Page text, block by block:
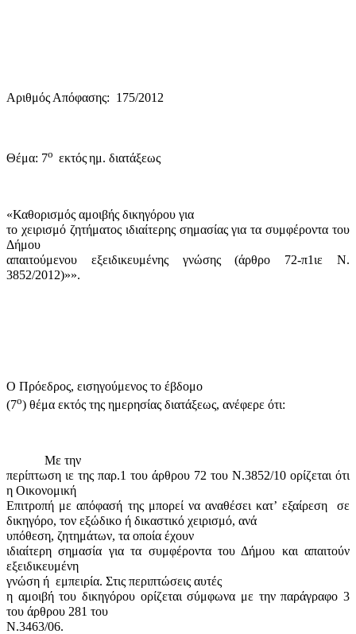
Αριθμός Απόφασης: 175/2012
Θέμα: 7ο εκτόςημ. διατάξεως
«Καθορισμός αμοιβής δικηγόρου για
το χειρισμό ζητήματος ιδιαίτερης σημασίας για τα συμφέροντα του
Δήμου
απαιτούμενου εξειδικευμένης γνώσης (άρθρο 72-π1ιε Ν.
3852/2012)»».
Ο Πρόεδρος, εισηγούμενος το έβδομο
(7ο) θέμα εκτός της ημερησίας διατάξεως, ανέφερε ότι:
Με την
περίπτωση ιε της παρ.1 του άρθρου 72 του Ν.3852/10 ορίζεται ότι
η Οικονομική
Επιτροπή με απόφασή της μπορεί να αναθέσει κατ’ εξαίρεση
σε
δικηγόρο, τον εξώδικο ή δικαστικό χειρισμό, ανά
υπόθεση, ζητημάτων, τα οποία έχουν
ιδιαίτερη σημασία για τα συμφέροντα του Δήμου και απαιτούν
εξειδικευμένη
γνώση ή εμπειρία. Στις περιπτώσεις αυτές
η αμοιβή του δικηγόρου ορίζεται σύμφωνα με την παράγραφο 3
του άρθρου 281 του
Ν.3463/06.